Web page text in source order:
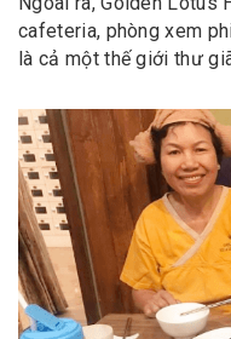
cafeteria, phòng xem
là cả một thế giới thư